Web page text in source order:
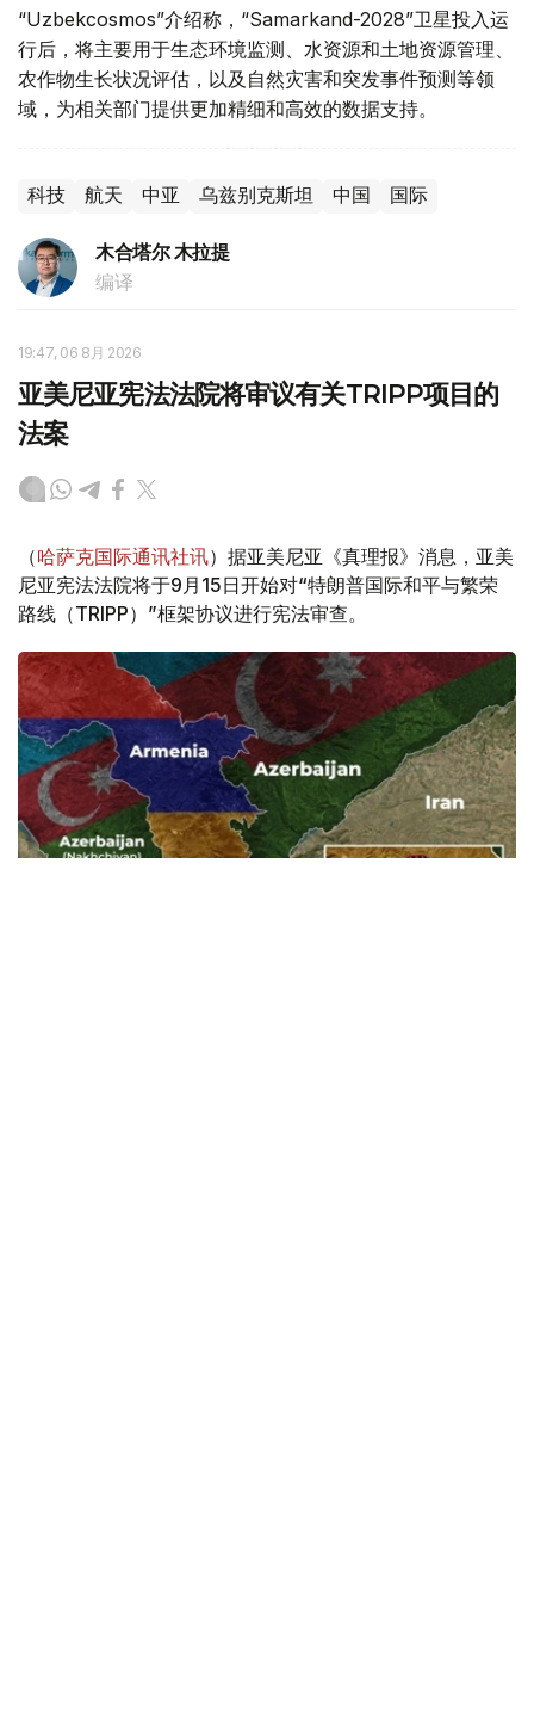
“Uzbekcosmos”介绍称，“Samarkand-2028”卫星投入运
行后，将主要用于生态环境监测、水资源和土地资源管理、
农作物生长状况评估，以及自然灾害和突发事件预测等领
域，为相关部门提供更加精细和高效的数据支持。
科技 航天 中亚 乌兹别克斯坦 中国 国际
木合塔尔 木拉提
编译
19:47, 06 8月 2026
亚美尼亚宪法法院将审议有关TRIPP项目的
法案
（哈萨克国际通讯社讯）据亚美尼亚《真理报》消息，亚美
尼亚宪法法院将于9月15日开始对“特朗普国际和平与繁荣
路线（TRIPP）”框架协议进行宪法审查。